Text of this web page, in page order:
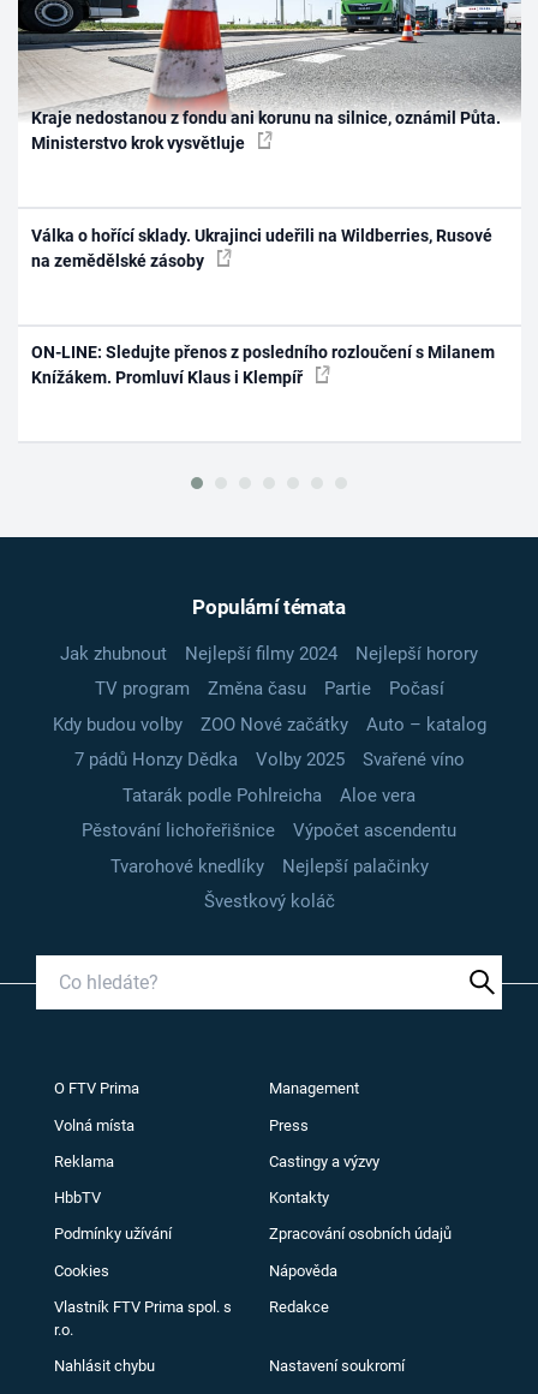
Kraje nedostanou z fondu ani korunu na silnice, oznámil Půta.
Ministerstvo krok vysvětluje
Válka o hořící sklady. Ukrajinci udeřili na Wildberries, Rusové
na zemědělské zásoby
ON-LINE: Sledujte přenos z posledního rozloučení s Milanem
Knížákem. Promluví Klaus i Klempíř
Populární témata
Jak zhubnout Nejlepší filmy 2024
Nejlepší horory
TV program
Změna času Partie
Počasí
Kdy budou volby
ZOO Nové začátky
Auto – katalog
7 pádů Honzy Dědka
Volby 2025
Svařené víno
Tatarák podle Pohlreicha
Aloe vera
Pěstování lichořeřišnice
Výpočet ascendentu
Tvarohové knedlíky
Nejlepší palačinky
Švestkový koláč
O FTV Prima Management
Volná místa Press
Reklama Castingy a výzvy
HbbTV Kontakty
Podmínky užívání Zpracování osobních údajů
Cookies Nápověda
Vlastník FTV Prima spol. s
r.o.
Redakce
Nahlásit chybu Nastavení soukromí